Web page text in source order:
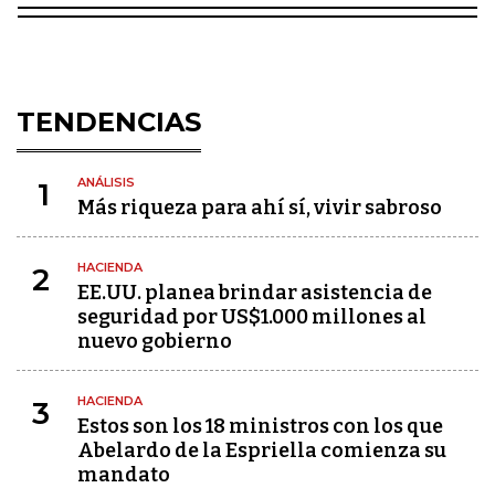
TENDENCIAS
1 ANÁLISIS
Más riqueza para ahí sí, vivir sabroso
2 HACIENDA
EE.UU. planea brindar asistencia de
seguridad por US$1.000 millones al
nuevo gobierno
3 HACIENDA
Estos son los 18 ministros con los que
Abelardo de la Espriella comienza su
mandato